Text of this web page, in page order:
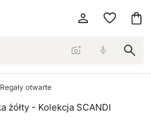
Regały otwarte